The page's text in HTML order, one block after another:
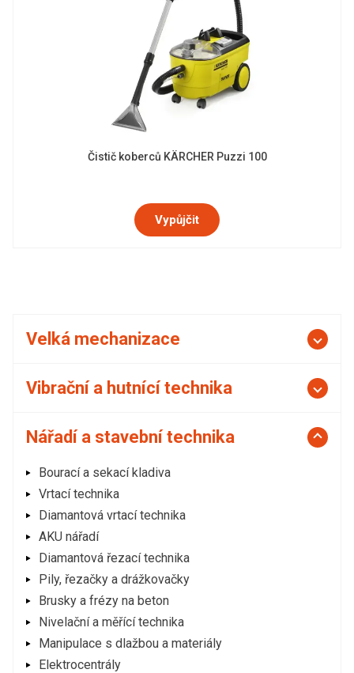
Velká mechanizace
Vibrační a hutnící technika
Nářadí a stavební technika
Bourací a sekací kladiva
Vrtací technika
Diamantová vrtací technika
AKU nářadí
Diamantová řezací technika
Pily, řezačky a drážkovačky
Brusky a frézy na beton
Nivelační a měřící technika
Manipulace s dlažbou a materiály
Elektrocentrály
Čistič koberců KÄRCHER Puzzi 100
Vypůjčit